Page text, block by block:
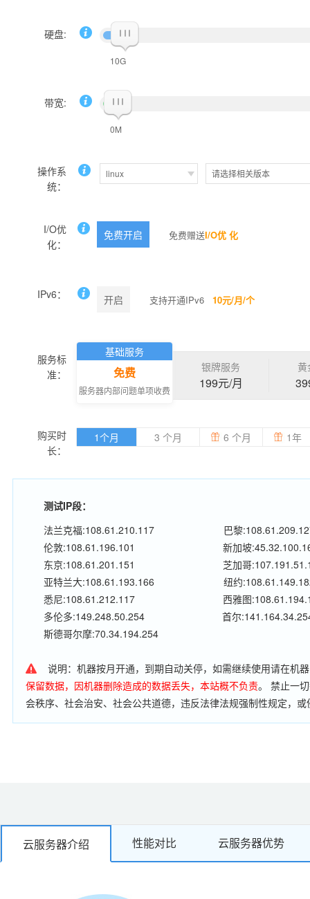
硬盘:
10G
带宽:
0M
操作系
统：
linux 请选择相关版本
I/O优
化：
免费开启 免费赠送I/O优 化
IPv6： 开启 支持开通IPv6 10元/月/个
服务标
准：
基础服务
免费
服务器内部问题单项收费
银牌服务
199元/月
购买时
长：
1个月 3 个月 6 个月 1年
测试IP段：
法兰克福:108.61.210.117
巴黎
伦敦:108.61.196.101
新加坡
东京:108.61.201.151
芝加哥
亚特兰大:108.61.193.166
纽约
悉尼:108.61.212.117
西雅图
多伦多:149.248.50.254
首尔
斯德哥尔摩:70.34.194.254
说明：机器按月开通，到期自动关停，如需继续使用请在机
保留数据，因机器删除造成的数据丢失，本站概不负责。 禁止一
会秩序、社会治安、社会公共道德，违反法律法规强制性规定，
行流量穿透、扫描肉机、搭建代理服务器、搭建邮件服务器，利
云服务器介绍 性能对比 云服务器优势